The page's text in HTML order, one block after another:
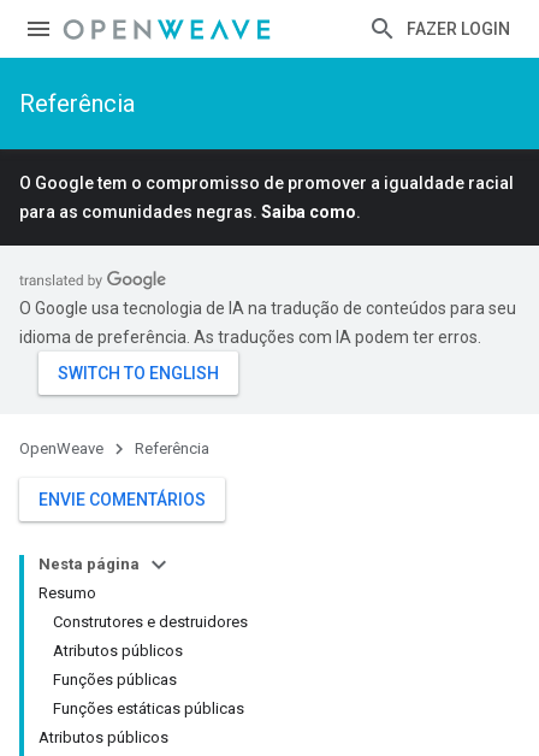
FAZER LOGIN
Referência
O Google tem o compromisso de promover a igualdade racial
para as comunidades negras. Saiba como.
O Google usa tecnologia de IA na tradução de conteúdos para seu
idioma de preferência. As traduções com IA podem ter erros.
OpenWeave Referência
ENVIE COMENTÁRIOS
Nesta página
Resumo
Construtores e destruidores
Atributos públicos
Funções públicas
Funções estáticas públicas
Atributos públicos